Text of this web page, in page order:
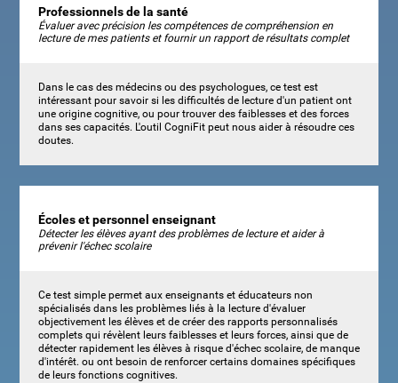
Professionnels de la santé
Évaluer avec précision les compétences de compréhension en
lecture de mes patients et fournir un rapport de résultats complet
Dans le cas des médecins ou des psychologues, ce test est
intéressant pour savoir si les difficultés de lecture d'un patient ont
une origine cognitive, ou pour trouver des faiblesses et des forces
dans ses capacités. L'outil CogniFit peut nous aider à résoudre ces
doutes.
Écoles et personnel enseignant
Détecter les élèves ayant des problèmes de lecture et aider à
prévenir l'échec scolaire
Ce test simple permet aux enseignants et éducateurs non
spécialisés dans les problèmes liés à la lecture d'évaluer
objectivement les élèves et de créer des rapports personnalisés
complets qui révèlent leurs faiblesses et leurs forces, ainsi que de
détecter rapidement les élèves à risque d'échec scolaire, de manque
d'intérêt. ou ont besoin de renforcer certains domaines spécifiques
de leurs fonctions cognitives.